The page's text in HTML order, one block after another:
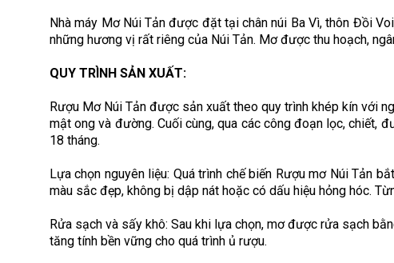
Nhà máy Mơ Núi Tản được đặt tại chân núi Ba Vì, thôn Đồi
những hương vị rất riêng của Núi Tản. Mơ được thu hoạch,
QUY TRÌNH SẢN XUẤT:
Rượu Mơ Núi Tản được sản xuất theo quy trình khép kín với
mật ong và đường. Cuối cùng, qua các công đoạn lọc, chiết,
18 tháng.
Lựa chọn nguyên liệu: Quá trình chế biến Rượu mơ Núi Tản
màu sắc đẹp, không bị dập nát hoặc có dấu hiệu hỏng hóc.
Rửa sạch và sấy khô: Sau khi lựa chọn, mơ được rửa sạch
tăng tính bền vững cho quá trình ủ rượu.